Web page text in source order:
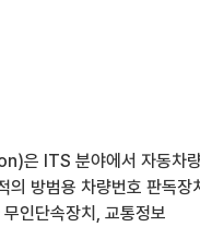
은 ITS 분야에서 자동차
의 방범용 차량번호 판독장
인단속장치, 교통정보